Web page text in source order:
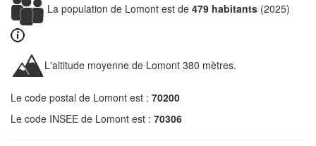
La population de Lomont est de 479 habitants (2025)
L'altitude moyenne de Lomont 380 mètres.
Le code postal de Lomont est : 70200
Le code INSEE de Lomont est : 70306